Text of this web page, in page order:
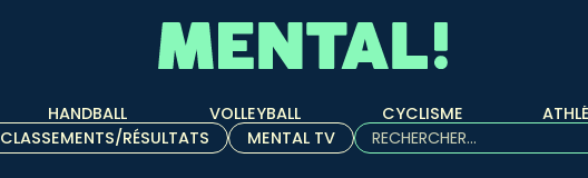
HANDBALL VOLLEYBALL CYCLISME
CLASSEMENTS/RÉSULTATS
MENTAL TV
Rechercher :